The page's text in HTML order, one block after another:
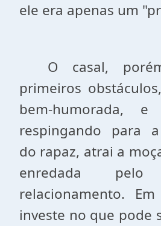
ele era apenas um
O casal,
primeiros
bem-humorada,
respingando para
do rapaz, atrai a
enredada pelo
relacionamento.
investe no que pode